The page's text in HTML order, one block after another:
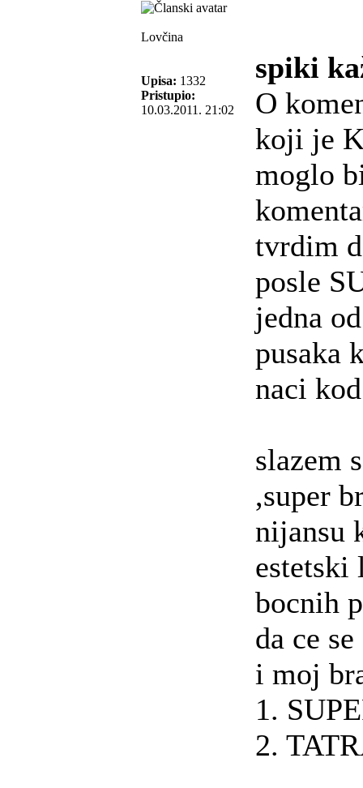
Lovčina
Upisa: 1332
Pristupio:
10.03.2011. 21:02
spiki
O
koji je
moglo
tvrdim
posle
jedna
pusaka
naci
slazem
,super
nijansu
estetski
bocnih
da ce
i moj
1.
2.